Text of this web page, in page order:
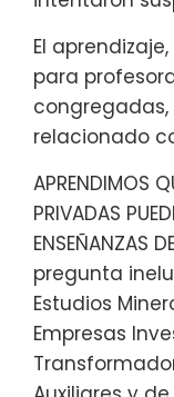
El
para
relacionado
APRENDIMOS
PRIVADAS
ENSEÑANZAS
pregunta
Estudios
Empresas